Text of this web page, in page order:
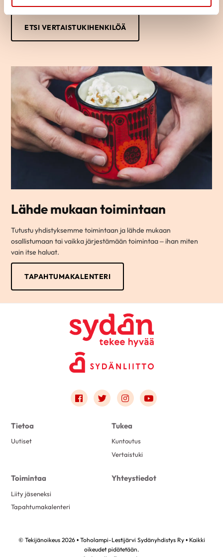
ETSI VERTAISTUKIHENKILÖÄ
Lähde mukaan toimintaan
Tutustu yhdistyksemme toimintaan ja lähde mukaan
osallistumaan tai vaikka järjestämään toimintaa – ihan miten
vain itse haluat.
TAPAHTUMAKALENTERI
Link to facebook
Link to twitter
Link to instagram
Link to youtube
Tietoa
Uutiset
Tukea
Kuntoutus
Vertaistuki
Toimintaa
Liity jäseneksi
Tapahtumakalenteri
Yhteystiedot
© Tekijänoikeus 2026 • Toholampi-Lestijärvi Sydänyhdistys Ry • Kaikki
oikeudet pidätetään.